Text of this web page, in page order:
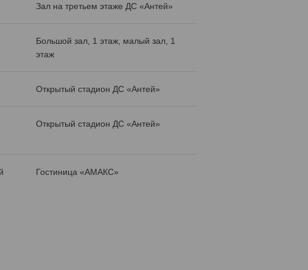
Зал на третьем этаже ДС «Антей»
Большой зал, 1 этаж, малый зал, 1
этаж
Открытый стадион ДС «Антей»
Открытый стадион ДС «Антей»
Гостиница «АМАКС»